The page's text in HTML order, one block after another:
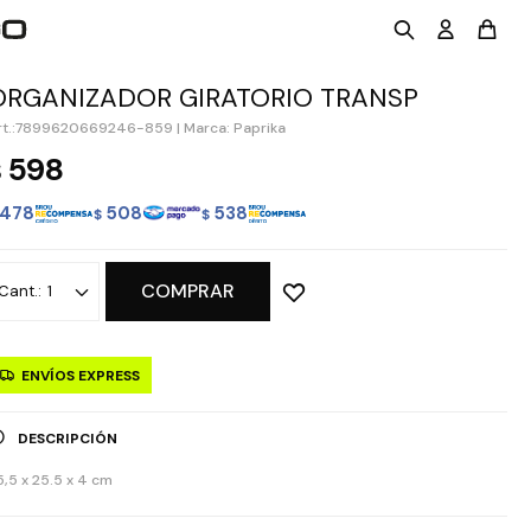
GIRATORIO TRANSP
7899620669246-859 | Marca: Paprika
598
478 $ 508 $ 538
1 COMPRAR
ENVÍOS EXPRESS
DESCRIPCIÓN
x 25.5 x 4 cm